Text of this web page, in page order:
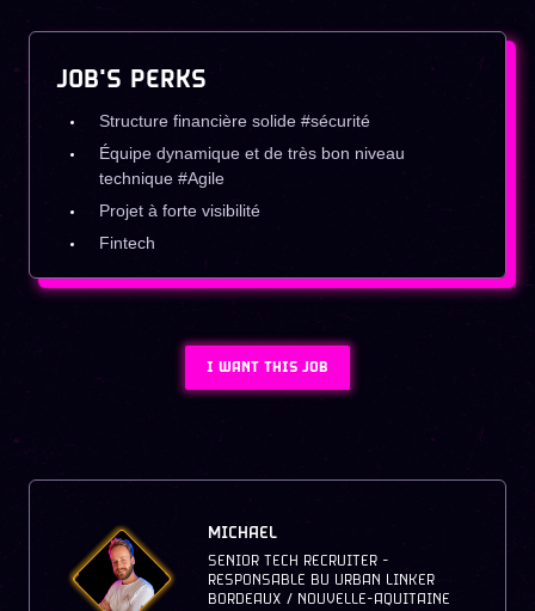
JOB'S PERKS
Structure financière solide #sécurité
Équipe dynamique et de très bon niveau
technique #Agile
Projet à forte visibilité
Fintech
I WANT THIS JOB
MICHAEL
SENIOR TECH RECRUITER -
RESPONSABLE BU URBAN LINKER
BORDEAUX / NOUVELLE-AQUITAINE